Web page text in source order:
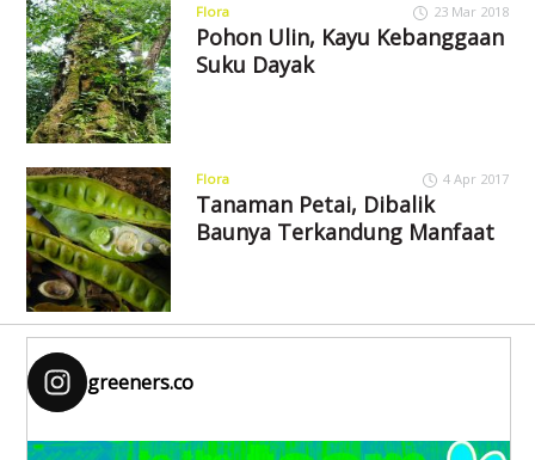
Flora 23 Mar 2018
Pohon Ulin, Kayu Kebanggaan
Suku Dayak
Flora 4 Apr 2017
Tanaman Petai, Dibalik
Baunya Terkandung Manfaat
greeners.co